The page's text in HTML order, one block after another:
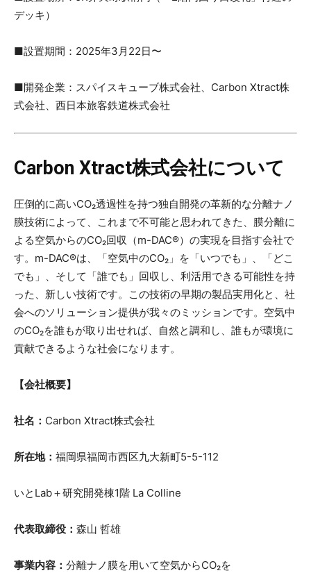
デッキ）
■設置期間：2025年3月22日〜
■開発企業：スパイスキューブ株式会社、Carbon Xtract株
式会社、西日本旅客鉄道株式会社
Carbon Xtract株式会社について
圧倒的に⾼いCO₂透過性を持つ独⾃開発の⾰新的な分離ナノ
膜技術によって、これまで不可能と思われてきた、膜分離に
よる空気からのCO₂回収（m-DAC®）の実現を目指す会社で
す。m-DAC®は、「空気中のCO₂」を「いつでも」、「どこ
でも」、そして「誰でも」回収し、利活用できる可能性を持
った、新しい技術です。この技術の早期の製品実用化と、社
会へのソリューション提供が我々のミッションです。空気中
のCO₂を誰もが取り出せれば、自然と調和し、誰もが環境に
貢献できるような社会になります。
【会社概要】
社名： Carbon Xtract株式会社
所在地： 福岡県福岡市西区九大新町5-5-112
いとLab＋研究開発棟1階 La Colline
代表取締役： 森山 哲雄
事業内容： 分離ナノ膜を用いて空気からCO₂を